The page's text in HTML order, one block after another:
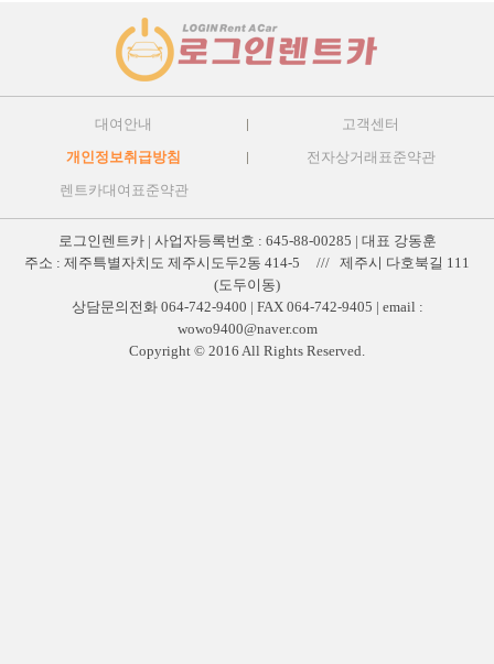
대여안내 고객센터
개인정보취급방침 전자상거래표준약관
렌트카대여표준약관
로그인렌트카 | 사업자등록번호 : 645-88-00285 | 대표 강동훈
주소 : 제주특별자치도 제주시도두2동 414-5 /// 제주시 다호북길 111
(도두이동)
상담문의전화 064-742-9400 | FAX 064-742-9405 | email :
wowo9400@naver.com
Copyright © 2016 All Rights Reserved.